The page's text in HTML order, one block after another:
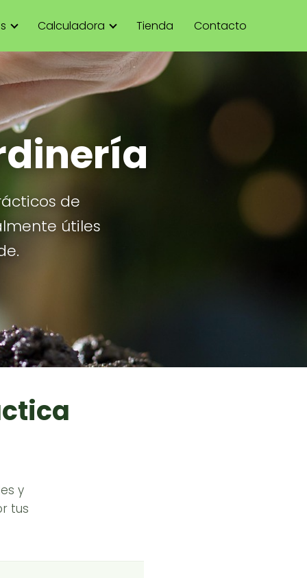
Calculadora Tienda Contacto
de
útiles
y
tus